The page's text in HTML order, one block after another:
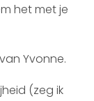
het met je
Yvonne.
(zeg ik